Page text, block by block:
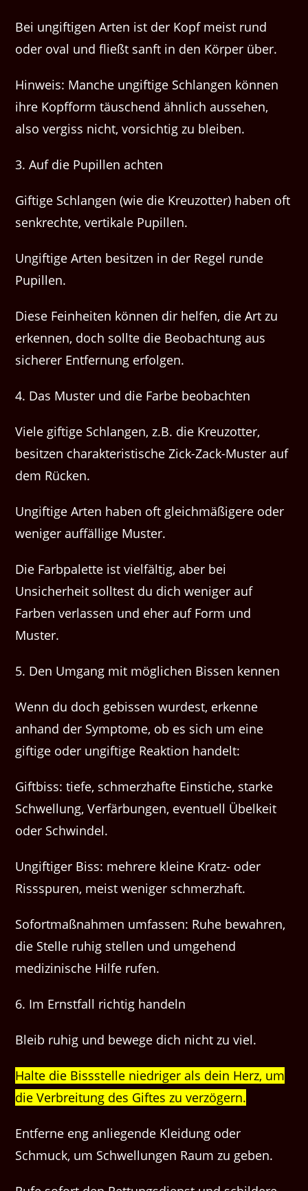
Bei ungiftigen Arten ist der Kopf meist rund
oder oval und fließt sanft in den Körper über.
Hinweis: Manche ungiftige Schlangen können
ihre Kopfform täuschend ähnlich aussehen,
also vergiss nicht, vorsichtig zu bleiben.
3. Auf die Pupillen achten
Giftige Schlangen (wie die Kreuzotter) haben oft
senkrechte, vertikale Pupillen.
Ungiftige Arten besitzen in der Regel runde
Pupillen.
Diese Feinheiten können dir helfen, die Art zu
erkennen, doch sollte die Beobachtung aus
sicherer Entfernung erfolgen.
4. Das Muster und die Farbe beobachten
Viele giftige Schlangen, z.B. die Kreuzotter,
besitzen charakteristische Zick-Zack-Muster auf
dem Rücken.
Ungiftige Arten haben oft gleichmäßigere oder
weniger auffällige Muster.
Die Farbpalette ist vielfältig, aber bei
Unsicherheit solltest du dich weniger auf
Farben verlassen und eher auf Form und
Muster.
5. Den Umgang mit möglichen Bissen kennen
Wenn du doch gebissen wurdest, erkenne
anhand der Symptome, ob es sich um eine
giftige oder ungiftige Reaktion handelt:
Giftbiss: tiefe, schmerzhafte Einstiche, starke
Schwellung, Verfärbungen, eventuell Übelkeit
oder Schwindel.
Ungiftiger Biss: mehrere kleine Kratz- oder
Rissspuren, meist weniger schmerzhaft.
Sofortmaßnahmen umfassen: Ruhe bewahren,
die Stelle ruhig stellen und umgehend
medizinische Hilfe rufen.
6. Im Ernstfall richtig handeln
Bleib ruhig und bewege dich nicht zu viel.
Halte die Bissstelle niedriger als dein Herz, um
die Verbreitung des Giftes zu verzögern.
Entferne eng anliegende Kleidung oder
Schmuck, um Schwellungen Raum zu geben.